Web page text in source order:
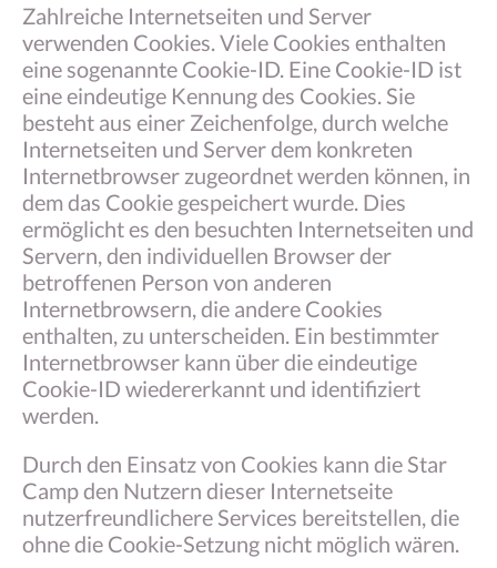
Zahlreiche Internetseiten und Server
verwenden Cookies. Viele Cookies enthalten
eine sogenannte Cookie-ID. Eine Cookie-ID ist
eine eindeutige Kennung des Cookies. Sie
besteht aus einer Zeichenfolge, durch welche
Internetseiten und Server dem konkreten
Internetbrowser zugeordnet werden können, in
dem das Cookie gespeichert wurde. Dies
ermöglicht es den besuchten Internetseiten und
Servern, den individuellen Browser der
betroffenen Person von anderen
Internetbrowsern, die andere Cookies
enthalten, zu unterscheiden. Ein bestimmter
Internetbrowser kann über die eindeutige
Cookie-ID wiedererkannt und identifiziert
werden.
Durch den Einsatz von Cookies kann die Star
Camp den Nutzern dieser Internetseite
nutzerfreundlichere Services bereitstellen, die
ohne die Cookie-Setzung nicht möglich wären.